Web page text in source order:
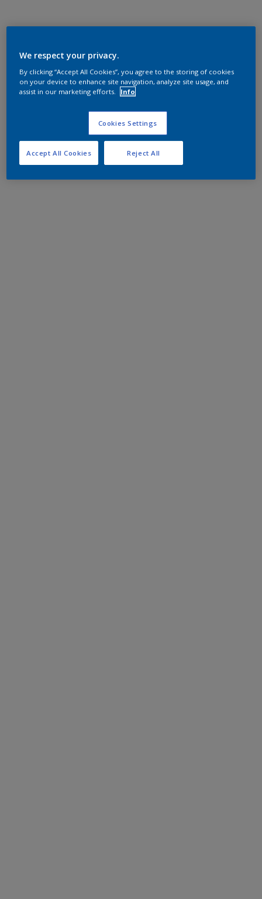
We respect your privacy.
By clicking “Accept All Cookies”, you agree to the storing of cookies
on your device to enhance site navigation, analyze site usage, and
assist in our marketing efforts.
Info
Cookies Settings
Reject All
Accept All Cookies